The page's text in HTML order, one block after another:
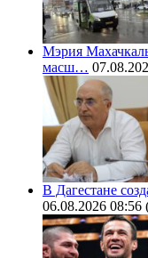
Мэрия
масш…
В Дагестане
06.08.2026 08:56